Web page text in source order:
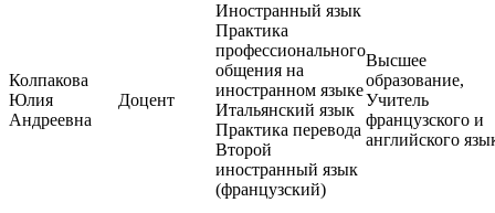
Колпакова
Юлия
Андреевна
Доцент
Иностранный язык
Практика
профессионального
общения на
иностранном языке
Итальянский язык
Практика перевода
Второй
иностранный язык
(французский)
Высшее
образование,
Учитель
французского и
английского